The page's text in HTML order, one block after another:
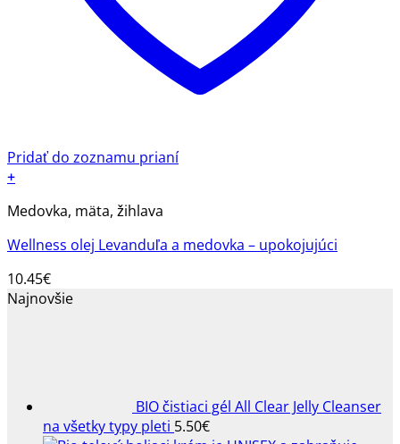
Pridať do zoznamu prianí
+
Medovka, mäta, žihlava
Wellness olej Levanduľa a medovka – upokojujúci
10.45€
Najnovšie
BIO čistiaci gél All Clear Jelly Cleanser
na všetky typy pleti 5.50€